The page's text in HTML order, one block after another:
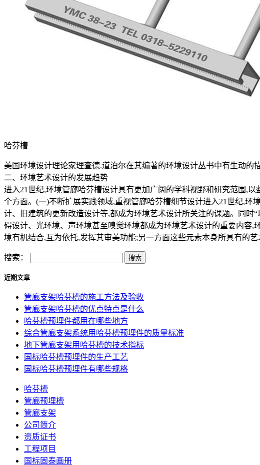
哈芬槽
美国环境设计理论家理査德.道泊尔在其编著的环境设计丛书中有生动的
二、环境艺术设计的发展趋势
进入21世纪,环境管廊哈芬槽设计具有更加广阔的学科视野和研究范围,
个方面。(一)不断扩展实践领域,重视管廊哈芬槽细节设计进入21世纪,
计、旧建筑的更新改造设计等,都成为环境艺术设计所关注的课题。同
碍设计、光环境、声环境甚至嗅觉环境都成为环境艺术设计的重要内容
境有机结合,互为依托,发挥其审美功能;另一方面这些元素本身所具有的
搜索：
近期文章
管廊支架哈芬槽的施工方法及验收
管廊支架哈芬槽的优点特点是什么
哈芬槽预埋件都用在哪些地方
综合管廊支架系统用哈芬槽预埋件的质量标准
地下管廊支架用哈芬槽的技术指标
国标哈芬槽预埋件的生产工艺
国标哈芬槽预埋件有哪些规格
哈芬槽
管廊预埋槽
管廊支架
公司简介
资质证书
工程项目
国标固泰画册